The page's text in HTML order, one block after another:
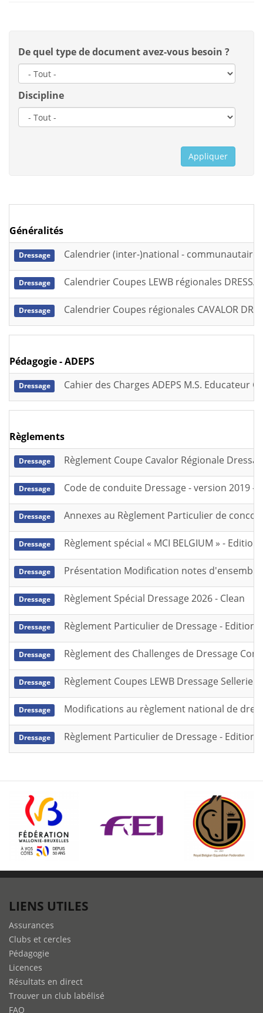
De quel type de document avez-vous besoin ?
Discipline
Appliquer
Généralités
Dressage Calendrier (inter-)national - communautaire
Dressage Calendrier Coupes LEWB régionales
Dressage Calendrier Coupes régionales CAVALOR
Pédagogie - ADEPS
Dressage Cahier des Charges ADEPS M.S. Educateur
Règlements
Dressage Règlement Coupe Cavalor Régionale
Dressage Code de conduite Dressage - version 2019 -
Dressage Annexes au Règlement Particulier de
Dressage Règlement spécial « MCI BELGIUM » - Edition
Dressage Présentation Modification notes d'ensemble
Dressage Règlement Spécial Dressage 2026 - Clean
Dressage Règlement Particulier de Dressage - Edition
Dressage Règlement des Challenges de Dressage
Dressage Règlement Coupes LEWB Dressage Sellerie
Dressage Modifications au règlement national de
Dressage Règlement Particulier de Dressage - Edition
LIENS UTILES
Assurances
Clubs et cercles
Pédagogie
Licences
Résultats en direct
Trouver un club labélisé
FAQ